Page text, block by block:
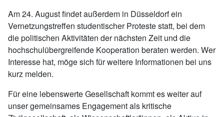
Am 24. August findet außerdem in Düsseldorf ein
Vernetzungstreffen studentischer Proteste statt, bei dem
die politischen Aktivitäten der nächsten Zeit und die
hochschulübergreifende Kooperation beraten werden. Wer
Interesse hat, möge sich für weitere Informationen bei uns
kurz melden.
Für eine lebenswerte Gesellschaft kommt es weiter auf
unser gemeinsames Engagement als kritische